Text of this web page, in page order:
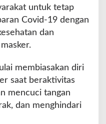
untuk tetap
Covid-19 dengan
dan
membiasakan diri
saat beraktivitas
mencuci tangan
dan menghindari